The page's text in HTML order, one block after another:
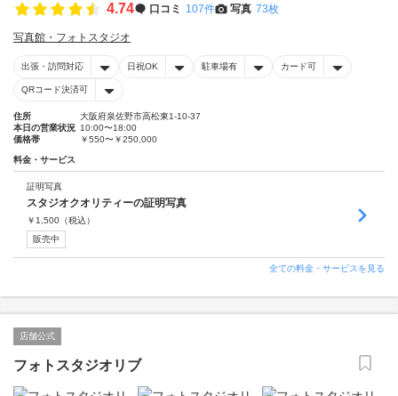
4.74 口コミ 107件 写真 73枚
写真館・フォトスタジオ
出張・訪問対応 日祝OK 駐車場有 カード可
QRコード決済可
住所
大阪府泉佐野市高松東1-10-37
本日の営業状況 10:00〜18:00
価格帯
￥550〜￥250,000
料金・サービス
証明写真
スタジオクオリティーの証明写真
￥ 1,500 （税込）
販売中
全ての料金・サービスを見る
店舗公式
フォトスタジオリブ